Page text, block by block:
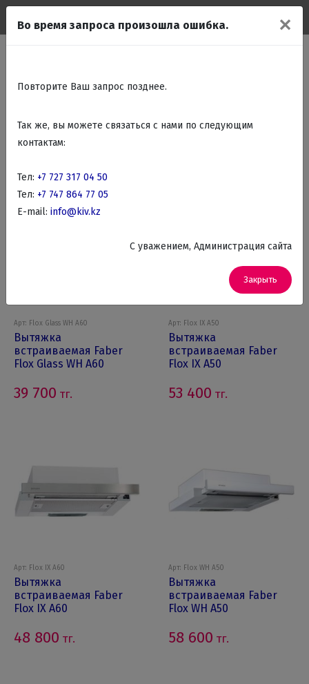
Faber бытовая техника
По названию
Арт: Flox Glass WH A60
Вытяжка
встраиваемая Faber
Flox Glass WH A60
39 700 тг.
Арт: Flox IX A50
Вытяжка
встраиваемая Faber
Flox IX A50
53 400 тг.
Арт: Flox IX A60
Вытяжка
встраиваемая Faber
Flox IX A60
48 800 тг.
Арт: Flox WH A50
Вытяжка
встраиваемая Faber
Flox WH A50
58 600 тг.
✕
Во время запроса произошла ошибка.
Повторите Ваш запрос позднее.
Так же, вы можете связаться с нами по следующим
контактам:
Тел: +7 727 317 04 50
Тел: +7 747 864 77 05
E-mail: info@kiv.kz
C уважением, Администрация сайта
Закрыть